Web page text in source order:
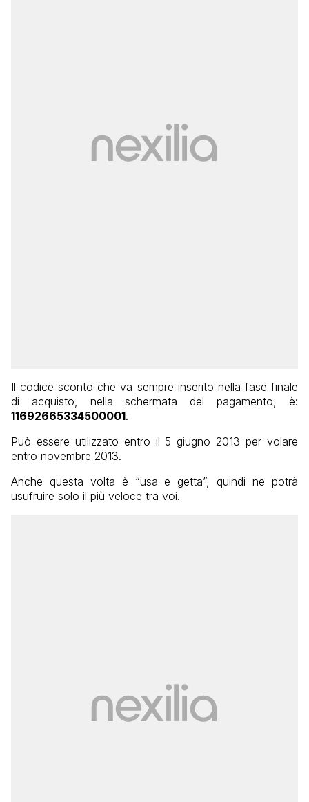
Il codice sconto che va sempre inserito nella fase finale
di acquisto, nella schermata del pagamento, è:
11692665334500001.
Può essere utilizzato entro il 5 giugno 2013 per volare
entro novembre 2013.
Anche questa volta è “usa e getta”, quindi ne potrà
usufruire solo il più veloce tra voi.